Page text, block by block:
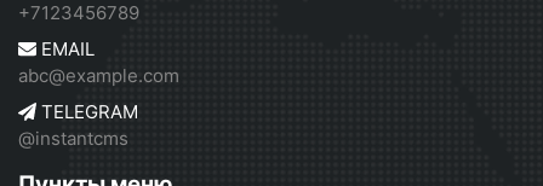
+7123456789
EMAIL
abc@example.com
TELEGRAM
@instantcms